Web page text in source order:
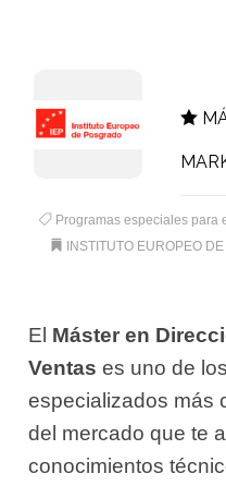
Programas especiales para
INSTITUTO EUROPEO
El Máster en
Ventas es uno de
especializados más
del mercado que te
conocimientos